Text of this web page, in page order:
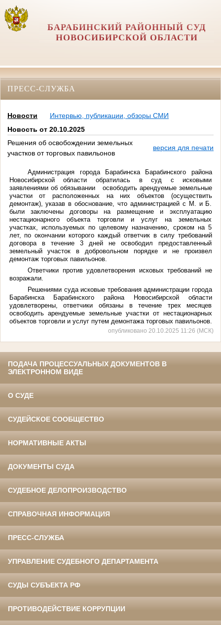
БАРАБИНСКИЙ РАЙОННЫЙ СУД
НОВОСИБИРСКОЙ ОБЛАСТИ
ПРЕСС-СЛУЖБА
Новости
Интервью, публикации, обзоры СМИ
Новость от 20.10.2025
Решения об освобождении земельных
участков от торговых павильонов
версия для печати
Администрация города Барабинска Барабинского района
Новосибирской области обратилась в суд с исковыми
заявлениями об обязывании освободить арендуемые земельные
участки от расположенных на них объектов (осуществить
демонтаж), указав в обоснование, что администрацией с М. и Б.
были заключены договоры на размещение и эксплуатацию
нестационарного объекта торговли и услуг на земельных
участках, используемых по целевому назначению, сроком на 5
лет, по окончании которого каждый ответчик в силу требований
договора в течение 3 дней не освободил предоставленный
земельный участок в добровольном порядке и не произвел
демонтаж торговых павильонов.
Ответчики против удовлетворения исковых требований не
возражали.
Решениями суда исковые требования администрации города
Барабинска Барабинского района Новосибирской области
удовлетворены, ответчики обязаны в течение трех месяцев
освободить арендуемые земельные участки от нестационарных
объектов торговли и услуг путем демонтажа торговых павильонов.
опубликовано 20.10.2025 11:26 (МСК)
ПОДАЧА ПРОЦЕССУАЛЬНЫХ ДОКУМЕНТОВ В
ЭЛЕКТРОННОМ ВИДЕ
О СУДЕ
СУДЕЙСКОЕ СООБЩЕСТВО
НОРМАТИВНЫЕ АКТЫ
ДОКУМЕНТЫ СУДА
СУДЕБНОЕ ДЕЛОПРОИЗВОДСТВО
СПРАВОЧНАЯ ИНФОРМАЦИЯ
ПРЕСС-СЛУЖБА
УПРАВЛЕНИЕ СУДЕБНОГО ДЕПАРТАМЕНТА
СУДЫ СУБЪЕКТА РФ
ПРОТИВОДЕЙСТВИЕ КОРРУПЦИИ